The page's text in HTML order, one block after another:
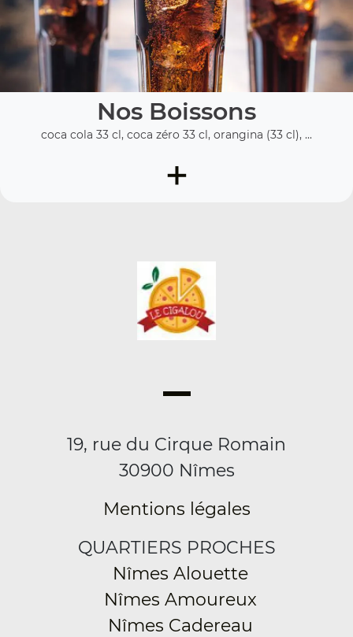
Nos Boissons
coca cola 33 cl, coca zéro 33 cl, orangina (33 cl), ...
+
19, rue du Cirque Romain
30900 Nîmes
Mentions légales
QUARTIERS PROCHES
Nîmes Alouette
Nîmes Amoureux
Nîmes Cadereau